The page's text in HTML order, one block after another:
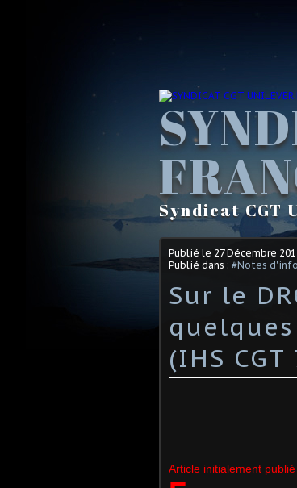
Syndicat CGT
Publié le 27 Décembre
Publié dans : #Notes
Sur le
quelques
(IHS CGT
Article initialement